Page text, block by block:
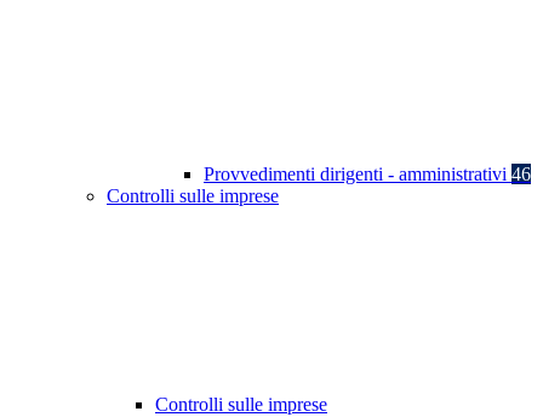
Provvedimenti dirigenti - amministrativi 46
Controlli sulle imprese
Controlli sulle imprese